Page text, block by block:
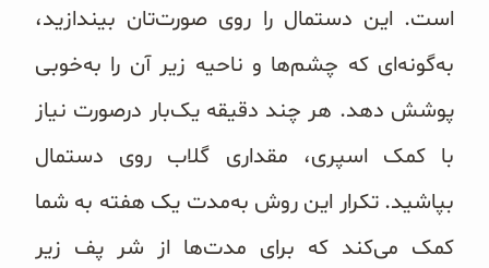
است. این دستمال را روی صورت‌تان بیندازید،
به‌گونه‌ای که چشم‌ها و ناحیه زیر آن را به‌خوبی
پوشش دهد. هر چند دقیقه یک‌بار درصورت نیاز
با کمک اسپری، مقداری گلاب روی دستمال
بپاشید. تکرار این روش به‌مدت یک هفته به شما
کمک می‌کند که برای مدت‌ها از شر پف زیر